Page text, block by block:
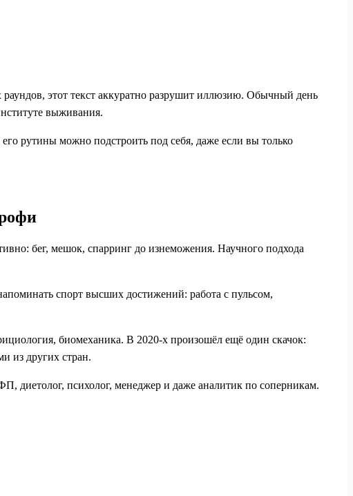
этот текст аккуратно разрушит иллюзию. Обычный день
выживания.
рутины можно подстроить под себя, даже если вы только
бег, мешок, спарринг до изнеможения. Научного подхода
спорт высших достижений: работа с пульсом,
биомеханика. В 2020‑х произошёл ещё один скачок:
из других стран.
диетолог, психолог, менеджер и даже аналитик по соперникам.